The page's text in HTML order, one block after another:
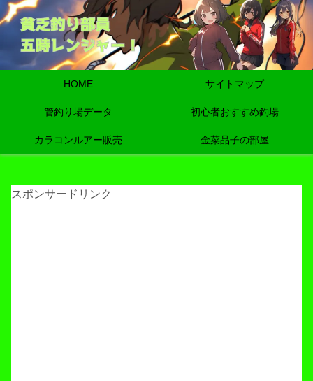
HOME サイトマップ
管釣り場データ 初心者おすすめ釣場
カラコンルアー販売 金菜品子の部屋
スポンサードリンク